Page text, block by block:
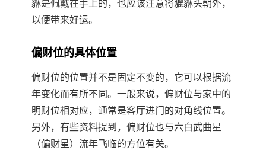
貅是佩戴在手上的，也应该注意将貔貅头朝外，
以便带来好运。
偏财位的具体位置
偏财位的位置并不是固定不变的，它可以根据流
年变化而有所不同。一般来说，偏财位与家中的
明财位相对应，通常是客厅进门的对角线位置。
另外，有些资料提到，偏财位也与六白武曲星
（偏财星）流年飞临的方位有关。